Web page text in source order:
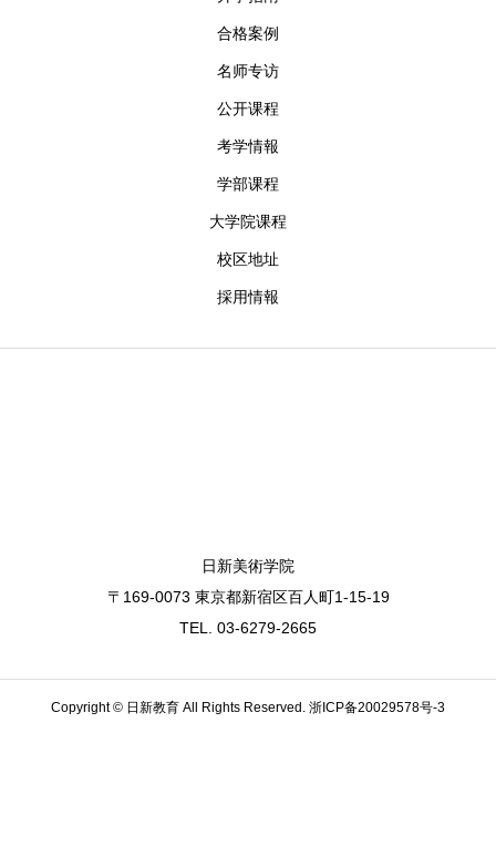
合格案例
名师专访
公开课程
考学情報
学部课程
大学院课程
校区地址
採用情報
日新美術学院
〒169-0073 東京都新宿区百人町1-15-19
TEL. 03-6279-2665
Copyright © 日新教育 All Rights Reserved. 浙ICP备20029578号-3